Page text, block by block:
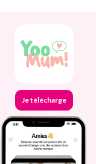
Je télécharge